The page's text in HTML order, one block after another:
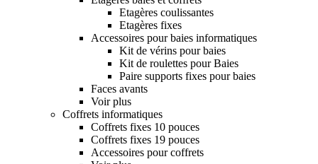
Etagères coulissantes
Etagères fixes
Accessoires pour baies informatiques
Kit de vérins pour baies
Kit de roulettes pour Baies
Paire supports fixes pour baies
Faces avants
Voir plus
Coffrets informatiques
Coffrets fixes 10 pouces
Coffrets fixes 19 pouces
Accessoires pour coffrets